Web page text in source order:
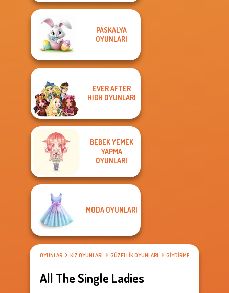
PASKALYA
OYUNLARI
EVER AFTER
HIGH OYUNLARI
BEBEK YEMEK
YAPMA
OYUNLARI
MODA OYUNLARI
OYUNLAR KIZ OYUNLARI GÜZELLIK OYUNLARI GIYDIRME OYUNLARI
All The Single Ladies